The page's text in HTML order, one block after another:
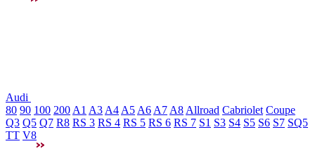
Audi
80 90 100 200 A1 A3 A4 A5 A6 A7 A8 Allroad Cabriolet Coupe
Q3 Q5 Q7 R8 RS 3 RS 4 RS 5 RS 6 RS 7 S1 S3 S4 S5 S6 S7 SQ5
TT V8